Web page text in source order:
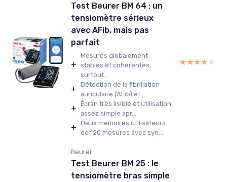
Test Beurer BM 64 : un
tensiomètre sérieux
avec AFib, mais pas
parfait
+
Mesures globalement
stables et cohérentes,
surtout...
+ Détection de la fibrillation
auriculaire (AFib) et...
+ Écran très lisible et utilisation
assez simple apr...
+ Deux mémoires utilisateurs
de 120 mesures avec syn...
★★★★★
★★★★★
Beurer
Test Beurer BM 25 : le
tensiomètre bras simple